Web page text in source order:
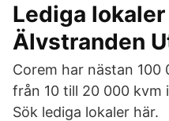
Lediga
Älvstranden
Corem har nästan
från 10 till 20 000 kvm
Sök lediga lokaler här.